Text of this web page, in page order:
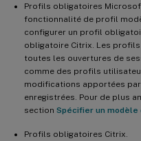
Profils obligatoires
fonctionnalité de profil
configurer un profil
obligatoire Citrix. Les
toutes les ouvertures de
comme des profils
modifications apportées
enregistrées. Pour de plus
section Spécifier un modèle
Profils obligatoires Citrix.